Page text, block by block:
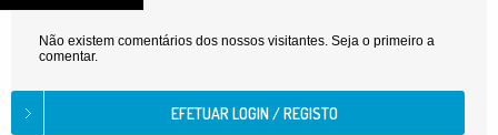
Não existem comentários dos nossos visitantes. Seja o primeiro a
comentar.